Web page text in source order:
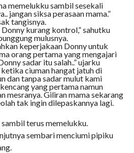
memelukku sambil sesekali
jangan siksa perasaan mama.”
tangisnya.
kurang kontrol,” sahutku
mulusnya.
keperjakaan Donny untuk
orang pertama yang mengajari
sadar itu salah..” ujarku
ciuman hangat jatuh di
dan tanpa sadar mulut kami
yang pertama namun
mesranya. Giliran mama sekarang
tak ingin dilepaskannya lagi.
sambil terus memelukku.
sembari menciumi pipiku